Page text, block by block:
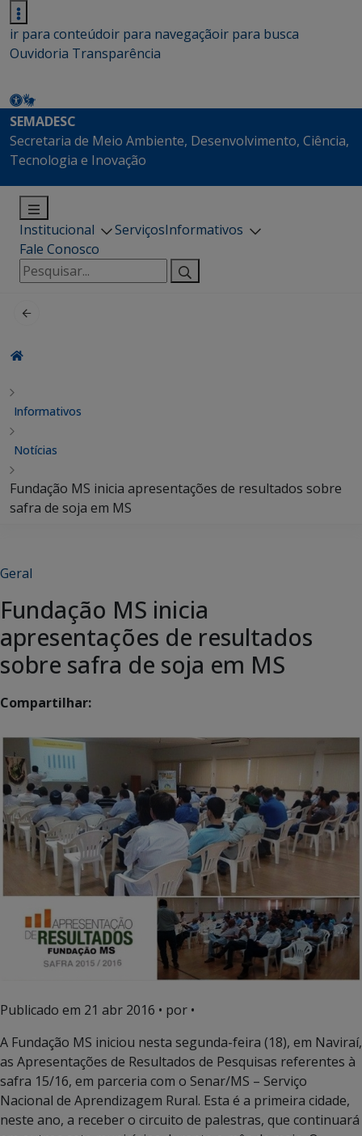
ir para conteúdoir para navegaçãoir para busca
Ouvidoria Transparência
SEMADESC
Secretaria de Meio Ambiente, Desenvolvimento, Ciência,
Tecnologia e Inovação
Institucional ServiçosInformativos
Fale Conosco
Pesquisar
por:
Informativos
Notícias
Fundação MS inicia apresentações de resultados sobre
safra de soja em MS
Geral
Fundação MS inicia
apresentações de resultados
sobre safra de soja em MS
Compartilhar:
Publicado em 21 abr 2016 • por •
A Fundação MS iniciou nesta segunda-feira (18), em Naviraí,
as Apresentações de Resultados de Pesquisas referentes à
safra 15/16, em parceria com o Senar/MS – Serviço
Nacional de Aprendizagem Rural. Esta é a primeira cidade,
neste ano, a receber o circuito de palestras, que continuará